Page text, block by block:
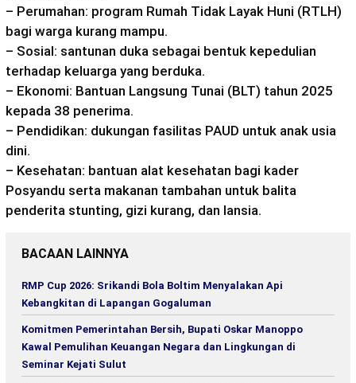
– Perumahan: program Rumah Tidak Layak Huni (RTLH)
bagi warga kurang mampu.
– Sosial: santunan duka sebagai bentuk kepedulian
terhadap keluarga yang berduka.
– Ekonomi: Bantuan Langsung Tunai (BLT) tahun 2025
kepada 38 penerima.
– Pendidikan: dukungan fasilitas PAUD untuk anak usia
dini.
– Kesehatan: bantuan alat kesehatan bagi kader
Posyandu serta makanan tambahan untuk balita
penderita stunting, gizi kurang, dan lansia.
BACAAN LAINNYA
RMP Cup 2026: Srikandi Bola Boltim Menyalakan Api
Kebangkitan di Lapangan Gogaluman
Komitmen Pemerintahan Bersih, Bupati Oskar Manoppo
Kawal Pemulihan Keuangan Negara dan Lingkungan di
Seminar Kejati Sulut